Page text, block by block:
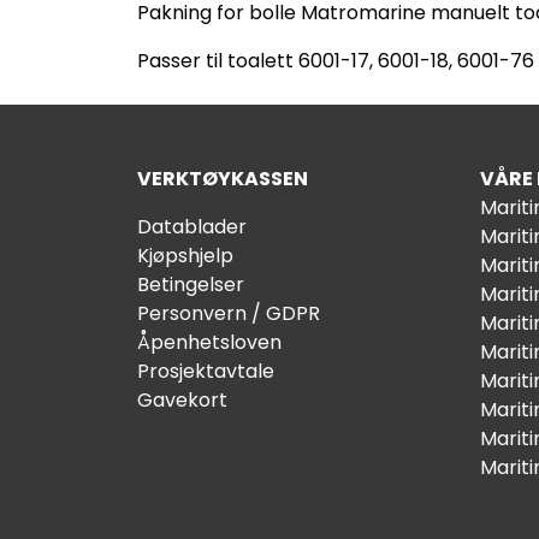
Pakning for bolle Matromarine manuelt
Passer til toalett 6001-17, 6001-18, 6001-76
VERKTØYKASSEN
Datablader
Kjøpshjelp
Betingelser
Personvern / GDPR
Åpenhetsloven
Prosjektavtale
Gavekort
VÅRE